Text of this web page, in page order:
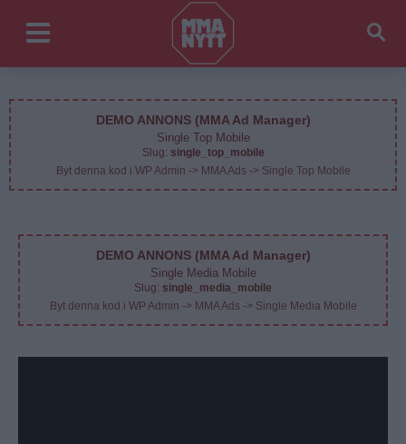
DEMO ANNONS (MMA Ad Manager)
Single Top Mobile
Slug: single_top_mobile
Byt denna kod i WP Admin -> MMA Ads -> Single Top Mobile
DEMO ANNONS (MMA Ad Manager)
Single Media Mobile
Slug: single_media_mobile
Byt denna kod i WP Admin -> MMA Ads -> Single Media Mobile